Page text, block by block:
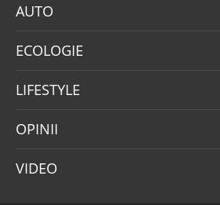
AUTO
ECOLOGIE
LIFESTYLE
OPINII
VIDEO